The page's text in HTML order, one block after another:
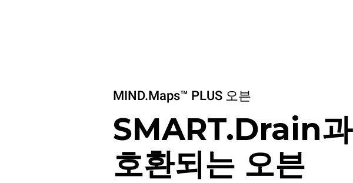
MIND.Maps™ PLUS 오븐
SMART.Drain과
호환되는 오븐